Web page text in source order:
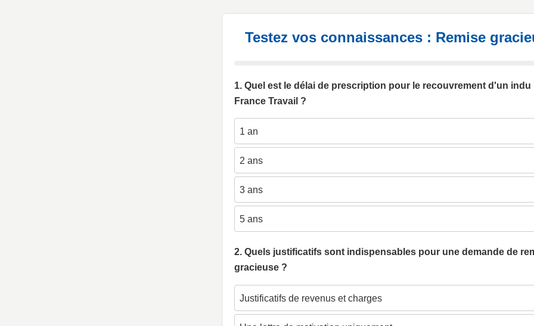
Testez vos connaissances : Remise
1. Quel est le délai de prescription pour le recouvrement d'un indu
France Travail ?
1 an
2 ans
3 ans
5 ans
2. Quels justificatifs sont indispensables pour une demande de
gracieuse ?
Justificatifs de revenus et charges